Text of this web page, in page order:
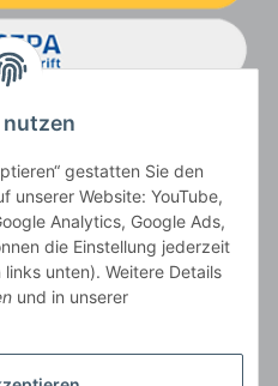
nutzen
gestatten Sie den
unserer Website: YouTube,
Analytics, Google Ads,
die Einstellung jederzeit
unten). Weitere Details
und in unserer